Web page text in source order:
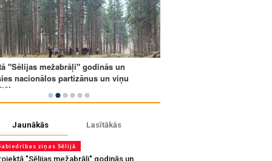
Jaunākās Lasītākās
ziņas Sēlijā
"Sēlijas mežabrāļi" godinās un